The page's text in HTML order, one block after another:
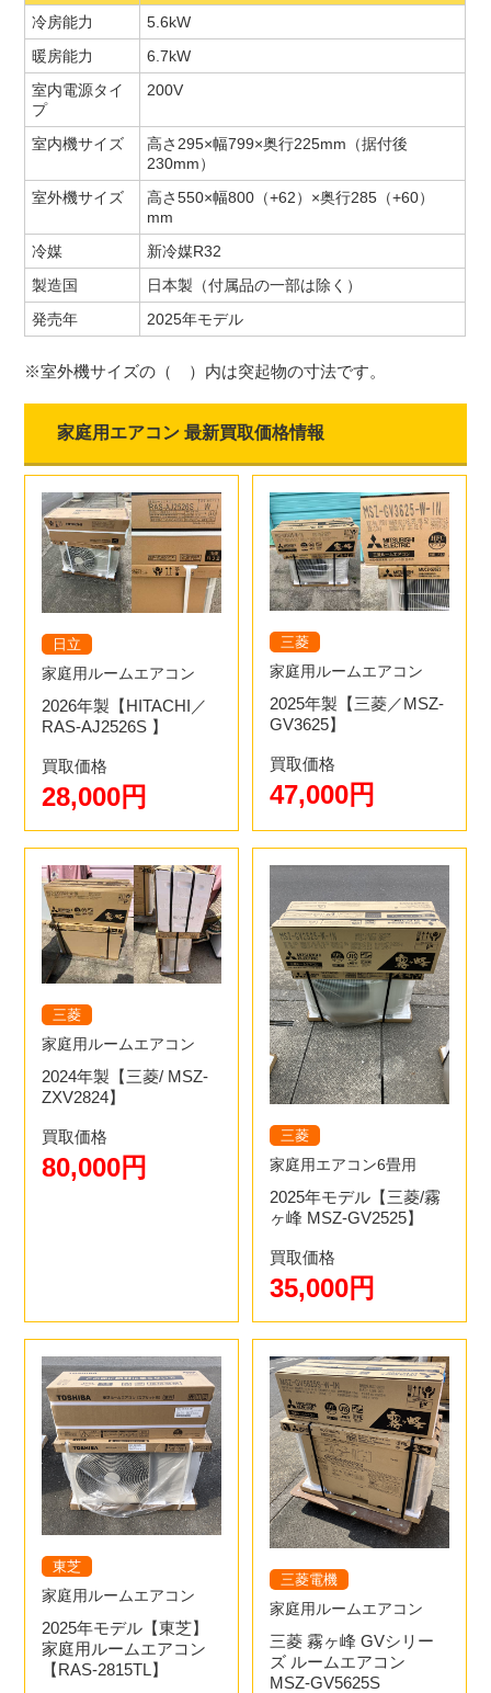
冷房能力
5.6kW
暖房能力
6.7kW
室内電源タイ
プ
200V
室内機サイズ
高さ295×幅799×奥行225mm（据付後
230mm）
室外機サイズ
高さ550×幅800（+62）×奥行285（+60）
mm
冷媒
新冷媒R32
製造国
日本製（付属品の一部は除く）
発売年
2025年モデル
※室外機サイズの（ ）内は突起物の寸法です。
家庭用エアコン 最新買取価格情報
日立
家庭用ルームエアコン
2026年製【HITACHI／
RAS-AJ2526S 】
買取価格
28,000円
三菱
家庭用ルームエアコン
2025年製【三菱／MSZ-
GV3625】
買取価格
47,000円
三菱
家庭用ルームエアコン
2024年製【三菱/ MSZ-
ZXV2824】
買取価格
80,000円
三菱
家庭用エアコン6畳用
2025年モデル【三菱/霧
ヶ峰 MSZ-GV2525】
買取価格
35,000円
東芝
家庭用ルームエアコン
2025年モデル【東芝】
家庭用ルームエアコン
【RAS-2815TL】
三菱電機
家庭用ルームエアコン
三菱 霧ヶ峰 GVシリー
ズ ルームエアコン
MSZ-GV5625S